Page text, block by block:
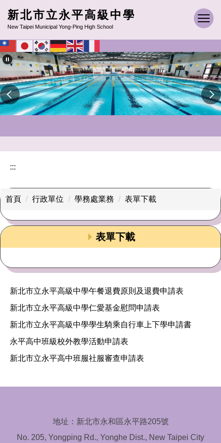
跳
到
主
要
內
容
區
新北市立永平高級中學
New Taipei Municipal Yong-Ping High School
:::
首頁 行政單位 學務處業務 表單下載
表單下載
新北市立永平高級中學午餐退費原則及退費申請表
新北市立永平高級中學仁愛基金慰問申請表
新北市立永平高級中學學生騎乘自行車上下學申請書
永平高中班級校外教學活動申請表
新北市立永平高中班服社服審查申請表
地址：新北市永和區永平路205號
No. 205, Yongping Rd., Yonghe Dist., New Taipei City